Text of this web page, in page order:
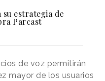
estrategia de
Parcast
de voz permitirán
mayor de los usuarios